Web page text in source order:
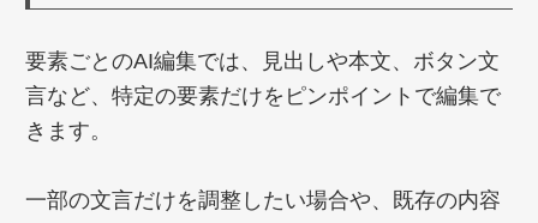
要素ごとのAI編集では、見出しや本文、ボタン文
言など、特定の要素だけをピンポイントで編集で
きます。
一部の文言だけを調整したい場合や、既存の内容